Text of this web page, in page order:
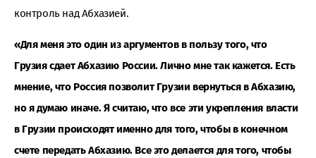
контроль над Абхазией.
«Для меня это один из аргументов в пользу того, что
Грузия сдает Абхазию России. Лично мне так кажется. Есть
мнение, что Россия позволит Грузии вернуться в Абхазию,
но я думаю иначе. Я считаю, что все эти укрепления власти
в Грузии происходят именно для того, чтобы в конечном
счете передать Абхазию. Все это делается для того, чтобы